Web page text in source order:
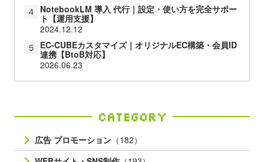
４ NotebookLM 導入 代行｜設定・使い方を完全サポー
ト【運用支援】
2024.12.12
５ EC-CUBEカスタマイズ｜オリジナルEC構築・会員ID
連携【BtoB対応】
2026.06.23
Category
広告 プロモーション （182）